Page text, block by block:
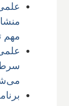
مهم